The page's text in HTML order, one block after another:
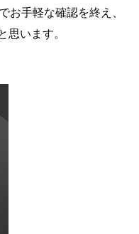
手軽な確認を終え、
います。